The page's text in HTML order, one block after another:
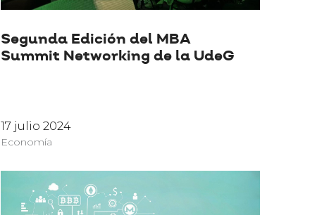
Segunda Edición del MBA
Summit Networking de la UdeG
17 julio 2024
Economía